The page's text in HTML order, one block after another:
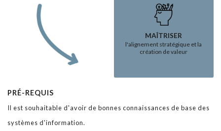
MAÎTRISER
l'alignement stratégique et la
création de valeur
PRÉ-REQUIS
Il est souhaitable d'avoir de bonnes connaissances de base des
systèmes d'information.